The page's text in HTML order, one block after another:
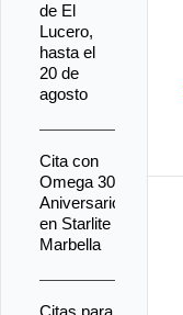
de El
Lucero,
hasta el
20 de
agosto
Cita con
Omega 30
Aniversario
en Starlite
Marbella
Citas para